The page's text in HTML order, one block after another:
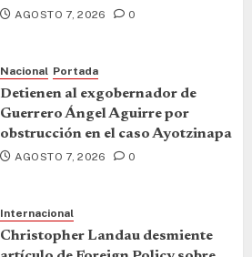
AGOSTO 7, 2026 0
Nacional Portada
Detienen al exgobernador de
Guerrero Ángel Aguirre por
obstrucción en el caso Ayotzinapa
AGOSTO 7, 2026 0
Internacional
Christopher Landau desmiente